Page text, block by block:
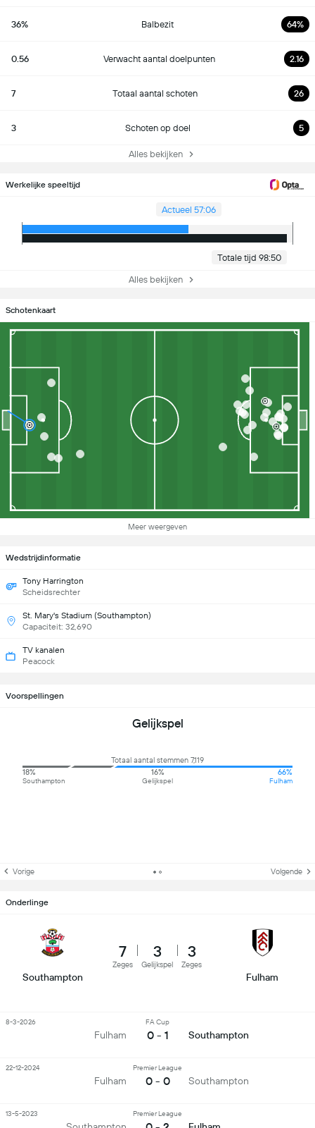
36% Balbezit 64%
0.56 Verwacht aantal doelpunten 2.16
7 Totaal aantal schoten 26
3 Schoten op doel 5
Alles bekijken
Werkelijke speeltijd
Actueel 57:06
Totale tijd 98:50
Alles bekijken
Schotenkaart
Meer weergeven
Wedstrijdinformatie
Tony Harrington
Scheidsrechter
St. Mary's Stadium (Southampton)
Capaciteit: 32,690
TV kanalen
Peacock
Voorspellingen
Gelijkspel
Totaal aantal stemmen 7,119
18%
Southampton
16%
Gelijkspel
66%
Fulham
Vorige Volgende
Onderlinge
Southampton
7
Zeges
3
Gelijkspel
3
Zeges
Fulham
Fulham
FA Cup
0 - 1 Southampton
8-3-2026
Fulham
Premier League
0 - 0 Southampton
22-12-2024
Premier League
13-5-2023